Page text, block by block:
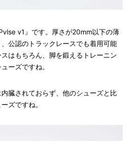
v1』です。厚さが20mm以下の薄
公認のトラックレースでも着用可能
はもちろん、脚を鍛えるトレーニン
ーズですね。
内臓されておらず、他のシューズと比
ズですね。